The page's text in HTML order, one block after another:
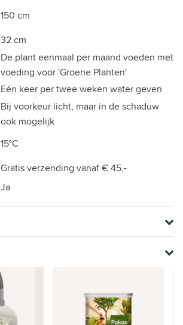
150 cm
32 cm
De plant eenmaal per maand voeden met
voeding voor 'Groene Planten'
Eén keer per twee weken water geven
Bij voorkeur licht, maar in de schaduw
ook mogelijk
15°C
Gratis verzending vanaf € 45,-
Ja